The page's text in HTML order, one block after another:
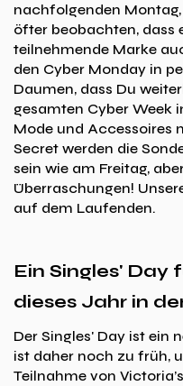
nachfolgenden
öfter beobachten, dass
teilnehmende Marke
den Cyber Monday in
Daumen, dass Du
gesamten Cyber Week
Mode und Accessoires
Secret werden die
sein wie am Freitag,
Überraschungen!
auf dem Laufenden.
Ein Singles' Day
dieses Jahr in
Der Singles' Day ist ein
ist daher noch zu früh,
Teilnahme von